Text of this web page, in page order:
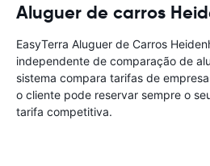
Aluguer de carros
EasyTerra Aluguer de Carros
independente de comparação de
sistema compara tarifas de
o cliente pode reservar sempre o
tarifa competitiva.